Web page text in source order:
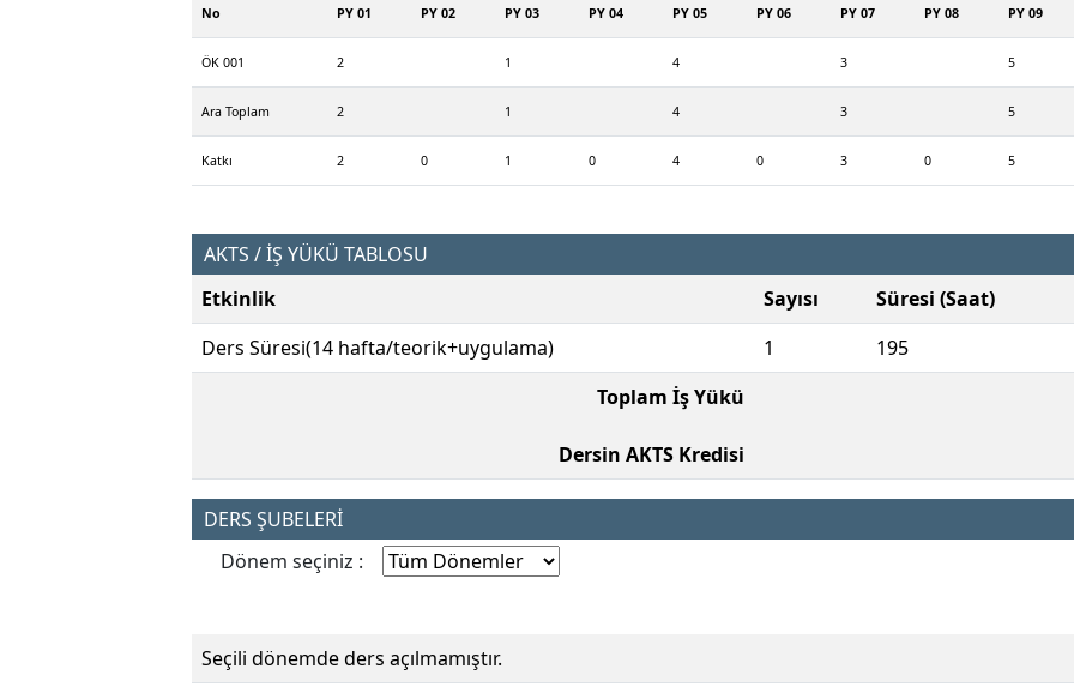
No PY 01 PY 02 PY 03 PY 04 PY 05 PY 06 PY 07 PY 08 PY 09
ÖK 001 2 1 4 3 5
Ara Toplam 2 1 4 3 5
Katkı 2 0 1 0 4 0 3 0 5
AKTS / İŞ YÜKÜ TABLOSU
Etkinlik
Sayısı Süresi (Saat)
Ders Süresi(14 hafta/teorik+uygulama)
1 195
Toplam İş Yükü
Dersin AKTS Kredisi
DERS ŞUBELERİ
Dönem seçiniz :
Seçili dönemde ders açılmamıştır.